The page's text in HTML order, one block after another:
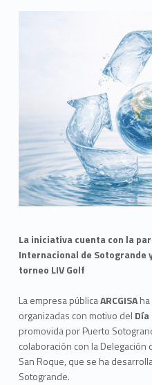
La iniciativa cuenta con la
Internacional de Sotogrande
torneo LIV Golf
La empresa públicaARCGISAha
organizadas con motivo del
promovida por Puerto
colaboración con la
San Roque, que se ha
Sotogrande.